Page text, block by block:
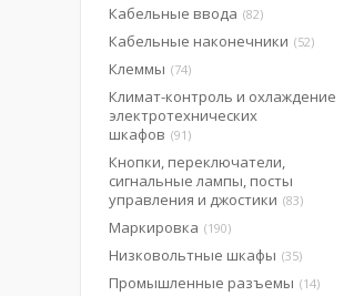
Кабельные ввода 82
Кабельные наконечники 52
Клеммы 74
Климат-контроль и охлаждение
электротехнических
шкафов 91
Кнопки, переключатели,
сигнальные лампы, посты
управления и джостики 83
Маркировка 190
Низковольтные шкафы 35
Промышленные разъемы 14